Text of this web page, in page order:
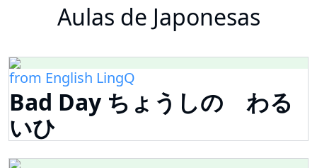
Aulas de Japonesas
from English LingQ
Bad Day ちょうしの わる
いひ